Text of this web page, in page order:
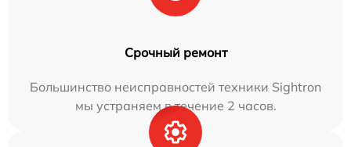
Срочный ремонт
Большинство неисправностей техники Sightron
мы устраняем в течение 2 часов.